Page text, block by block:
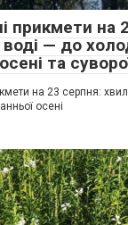
прикмети на
воді — до
та
на 23 серпня:
осені